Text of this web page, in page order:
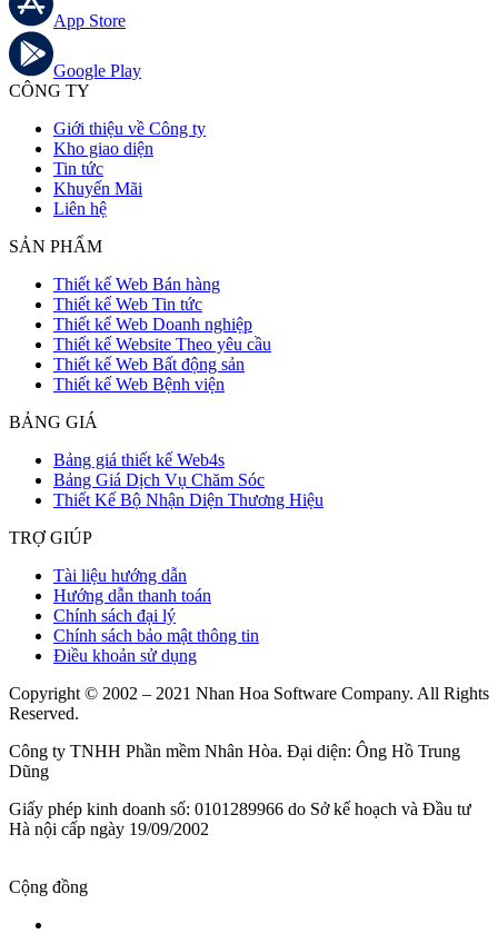
App Store
Google Play
CÔNG TY
Giới thiệu về Công ty
Kho giao diện
Tin tức
Khuyến Mãi
Liên hệ
SẢN PHẨM
Thiết kế Web Bán hàng
Thiết kế Web Tin tức
Thiết kế Web Doanh nghiệp
Thiết kế Website Theo yêu cầu
Thiết kế Web Bất động sản
Thiết kế Web Bệnh viện
BẢNG GIÁ
Bảng giá thiết kế Web4s
Bảng Giá Dịch Vụ Chăm Sóc
Thiết Kế Bộ Nhận Diện Thương Hiệu
TRỢ GIÚP
Tài liệu hướng dẫn
Hướng dẫn thanh toán
Chính sách đại lý
Chính sách bảo mật thông tin
Điều khoản sử dụng
Copyright © 2002 – 2021 Nhan Hoa Software Company. All Rights
Reserved.
Công ty TNHH Phần mềm Nhân Hòa. Đại diện: Ông Hồ Trung
Dũng
Giấy phép kinh doanh số: 0101289966 do Sở kế hoạch và Đầu tư
Hà nội cấp ngày 19/09/2002
Cộng đồng